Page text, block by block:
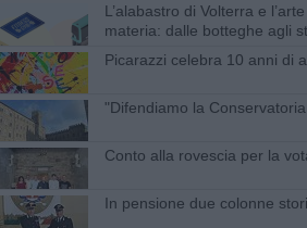
L’alabastro di Volterra e
materia: dalle botteghe agli
Picarazzi celebra 10 anni di
"Difendiamo la
Conto alla rovescia per la
In pensione due colonne